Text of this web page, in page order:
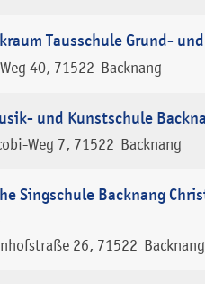
Tausschule Grund-
40 71522 Backnang
und Kunstschule
Weg 7 71522 Backnang
Singschule Backnang
26 71522 Backnang